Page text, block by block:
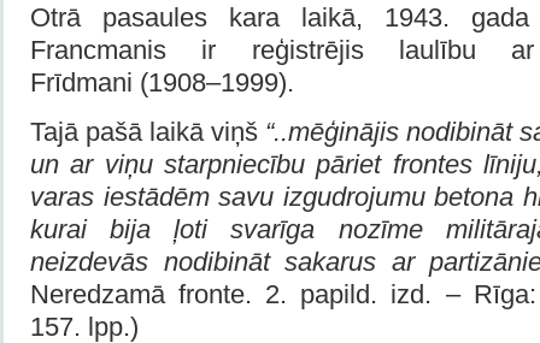
Otrā pasaules kara laikā, 1943.
Francmanis ir reģistrējis laulību
Frīdmani (1908–1999).
Tajā pašā laikā viņš “..mēģinājis nodibināt
un ar viņu starpniecību pāriet frontes
varas iestādēm savu izgudrojumu betona
kurai bija ļoti svarīga nozīme
neizdevās nodibināt sakarus ar
Neredzamā fronte. 2. papild. izd. –
157. lpp.)